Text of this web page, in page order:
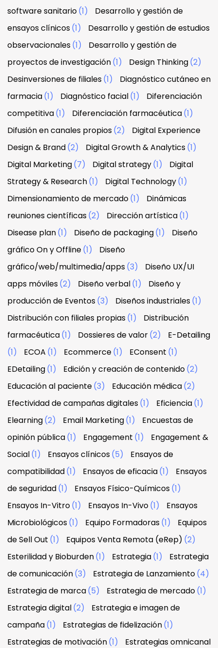
software sanitario(1)
Desarrollo y gestión de
ensayos clínicos(1)
Desarrollo y gestión de estudios
observacionales(1)
Desarrollo y gestión de
proyectos de investigación(1) Design Thinking(2)
Desinversiones de filiales(1)
Diagnóstico cutáneo en
farmacia(1) Diagnóstico facial(1)
Diferenciación
competitiva(1) Diferenciación farmacéutica(1)
Difusión en canales propios(2)
Digital Experience
Design & Brand(2) Digital Growth & Analytics(1)
Digital Marketing(7) Digital strategy(1)
Digital
Strategy & Research(1) Digital Technology(1)
Dimensionamiento de mercado(1)
Dinámicas
reuniones científicas(2) Dirección artística(1)
Disease plan(1) Diseño de packaging(1)
Diseño
gráfico On y Offline(1)
Diseño
gráfico/web/multimedia/apps(3)
Diseño UX/UI
apps móviles(2) Diseño verbal(1)
Diseño y
producción de Eventos(3) Diseños industriales(1)
Distribución con filiales propias(1)
Distribución
farmacéutica(1) Dossieres de valor(2)
E-Detailing
(1)
ECOA (1) Ecommerce(1) EConsent (1)
EDetailing(1) Edición y creación de contenido(2)
Educación al paciente(3) Educación médica(2)
Efectividad de campañas digitales(1) Eficiencia(1)
Elearning(2) Email Marketing(1)
Encuestas de
opinión pública(1) Engagement (1)
Engagement &
Social(1) Ensayos clínicos(5)
Ensayos de
compatibilidad(1) Ensayos de eficacia(1)
Ensayos
de seguridad(1) Ensayos Físico-Químicos(1)
Ensayos In-Vitro(1) Ensayos In-Vivo(1)
Ensayos
Microbiológicos(1) Equipo Formadoras(1)
Equipos
de Sell Out (1) Equipos Venta Remota (eRep) (2)
Esterilidad y Bioburden(1) Estrategia(1)
Estrategia
de comunicación(3) Estrategia de Lanzamiento(4)
Estrategia de marca(5) Estrategia de mercado(1)
Estrategia digital(2)
Estrategia e imagen de
campaña(1) Estrategias de fidelización(1)
Estrategias de motivación(1)
Estrategias omnicanal